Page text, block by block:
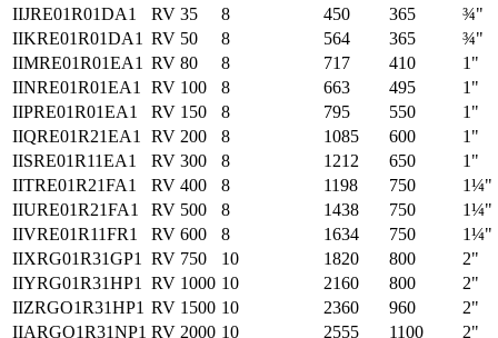
IIJRE01R01DA1
RV 35 8 450 365
¾"
IIKRE01R01DA1 RV 50 8 564 365
¾"
IIMRE01R01EA1 RV 80 8 717 410
1"
IINRE01R01EA1
RV 100 8 663 495
1"
IIPRE01R01EA1
RV 150 8 795 550
1"
IIQRE01R21EA1
RV 200 8 1085 600
1"
IISRE01R11EA1
RV 300 8 1212 650
1"
IITRE01R21FA1
RV 400 8 1198 750
1¼"
IIURE01R21FA1
RV 500 8 1438 750
1¼"
IIVRE01R11FR1
RV 600 8 1634 750
1¼"
IIXRG01R31GP1
RV 750 10 1820 800
2"
IIYRG01R31HP1
RV 1000 10 2160 800
2"
IIZRGO1R31HP1 RV 1500 10 2360 960
2"
IIARGO1R31NP1 RV 2000 10 2555 1100 2"